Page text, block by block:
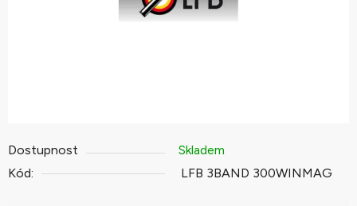
Dostupnost
Skladem
Kód:
LFB 3BAND 300WINMAG